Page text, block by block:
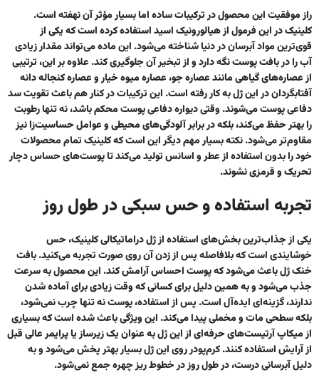
راز موفقیت این محصول در ترکیبات ساده اما بسیار مؤثر آن نهفته است.
کلینیک در این فرمول از هیالورونیک اسید استفاده کرده است که یکی از
قوی‌ترین مواد آبرسان در دنیا شناخته می‌شود. این ماده می‌تواند مقدار زیادی
آب را در بافت پوست نگه دارد و از تبخیر آن جلوگیری کند. علاوه بر این، ترتیبی
از عصاره‌های گیاهی مانند عصاره جو، عصاره میوه خیار و عصاره کنجاله دانه
آفتابگردان در این ژل به کار رفته است. این ترکیبات در کنار هم باعث تقویت سد
دفاعی پوست می‌شوند. وقتی دیواره دفاعی پوست محکم باشد، نه تنها رطوبت
را بهتر حفظ می‌کند، بلکه در برابر آلودگی‌های محیطی و عوامل حساسیت‌زا نیز
مقاوم‌تر می‌شود. نکته بسیار مهم دیگر این است که کلینیک تمام محصولات
خود را بدون استفاده از عطر و اسانس تولید می‌کند تا پوست‌های حساس دچار
تحریک و قرمزی نشوند.
تجربه استفاده و حس سبکی در طول روز
یکی از جذاب‌ترین بخش‌های استفاده از ژل دراماتیکالی کلینیک، حس
خوشایندی است که بلافاصله پس از زدن آن روی صورت تجربه می‌کنید. بافت
خنک ژل باعث می‌شود که پوست احساس آرامش کند. این محصول به سرعت
جذب می‌شود و به همین دلیل برای کسانی که وقت زیادی برای آماده شدن
ندارند، گزینه‌ای ایده‌آل است. پس از استفاده، پوست نه تنها چرب نمی‌شود،
بلکه سطحی مات و مخملی پیدا می‌کند. این ویژگی باعث شده است که بسیاری
از میکاپ آرتیست‌های حرفه‌ای از این ژل به عنوان یک زیرساز یا پرایمر عالی قبل
از آرایش استفاده کنند. کرم‌پودر روی این ژل بسیار بهتر پخش می‌شود و به
دلیل آبرسانی درست، در طول روز در خطوط ریز چهره جمع نمی‌شود.